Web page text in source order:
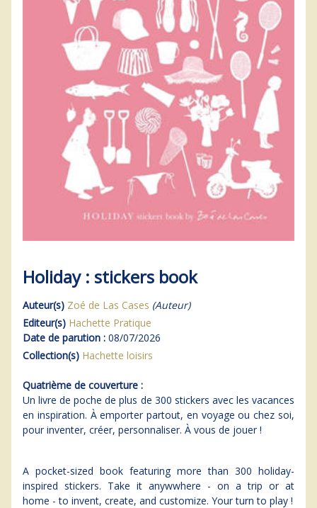
Holiday : stickers book
Auteur(s) Zoé de Las Cases (Auteur)
Editeur(s) Hachette Pratique
Date de parution : 08/07/2026
Collection(s) Hachette loisirs
Quatrième de couverture :
Un livre de poche de plus de 300 stickers avec les vacances
en inspiration. À emporter partout, en voyage ou chez soi,
pour inventer, créer, personnaliser. À vous de jouer !
A pocket-sized book featuring more than 300 holiday-
inspired stickers. Take it anywwhere - on a trip or at
home - to invent, create, and customize. Your turn to play !